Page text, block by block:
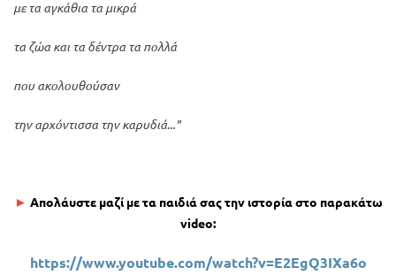
με τα αγκάθια τα μικρά
τα ζώα και τα δέντρα τα πολλά
που ακολουθούσαν
την αρχόντισσα την καρυδιά..."
► Απολάυστε μαζί με τα παιδιά σας την ιστορία στο παρακάτω
video:
https://www.youtube.com/watch?v=E2EgQ3IXa6o